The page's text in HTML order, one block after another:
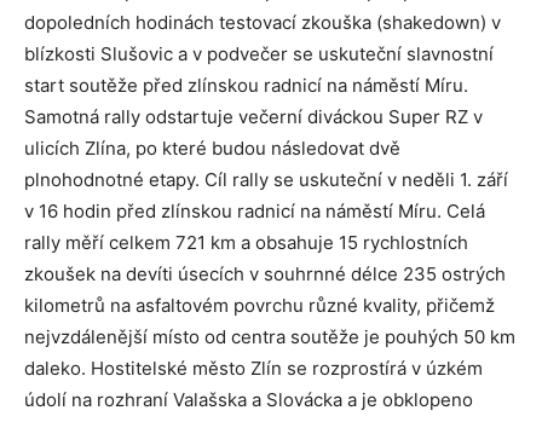
dopoledních hodinách testovací zkouška (shakedown) v
blízkosti Slušovic a v podvečer se uskuteční slavnostní
start soutěže před zlínskou radnicí na náměstí Míru.
Samotná rally odstartuje večerní diváckou Super RZ v
ulicích Zlína, po které budou následovat dvě
plnohodnotné etapy. Cíl rally se uskuteční v neděli 1. září
v 16 hodin před zlínskou radnicí na náměstí Míru. Celá
rally měří celkem 721 km a obsahuje 15 rychlostních
zkoušek na devíti úsecích v souhrnné délce 235 ostrých
kilometrů na asfaltovém povrchu různé kvality, přičemž
nejvzdálenější místo od centra soutěže je pouhých 50 km
daleko. Hostitelské město Zlín se rozprostírá v úzkém
údolí na rozhraní Valašska a Slovácka a je obklopeno